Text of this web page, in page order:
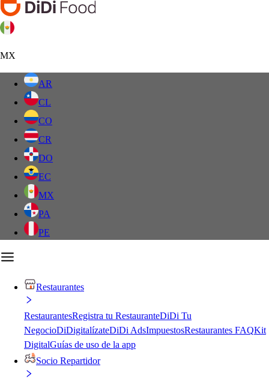
MX
AR
CL
CO
CR
DO
EC
MX
PA
PE
Restaurantes
RestaurantesRegistra tu RestauranteDiDi Tu
NegocioDiDigitalízateDiDi AdsImpuestosRestaurantes FAQKit
DigitalGuías de uso de la app
Socio Repartidor